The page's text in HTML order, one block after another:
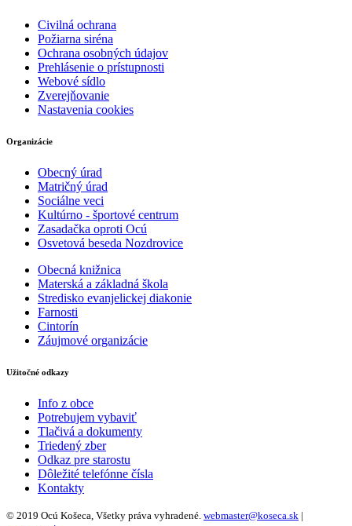
Civilná ochrana
Požiarna siréna
Ochrana osobných údajov
Prehlásenie o prístupnosti
Webové sídlo
Zverejňovanie
Nastavenia cookies
Organizácie
Obecný úrad
Matričný úrad
Sociálne veci
Kultúrno - športové centrum
Zasadačka oproti Ocú
Osvetová beseda Nozdrovice
Obecná knižnica
Materská a základná škola
Stredisko evanjelickej diakonie
Farnosti
Cintorín
Záujmové organizácie
Užitočné odkazy
Info z obce
Potrebujem vybaviť
Tlačivá a dokumenty
Triedený zber
Odkaz pre starostu
Dôležité telefónne čísla
Kontakty
© 2019 Ocú Košeca, Všetky práva vyhradené. webmaster@koseca.sk |